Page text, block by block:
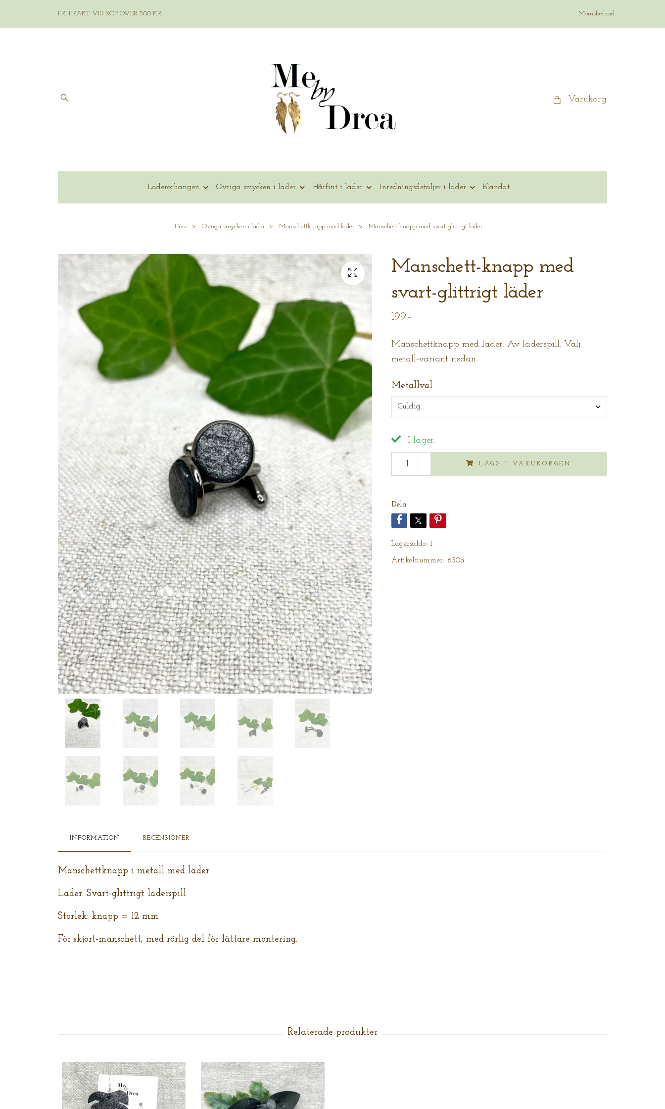
FRI FRAKT VID KÖP ÖVER 500 KR Momsbefriad
Varukorg
Läderörhängen Övriga smycken i läder Hårfint i läder Inredningsdetaljer i läder Blandat
Hem Övriga smycken i läder Manschettknapp med läder Manschett-knapp med svart-glittrigt läder
Manschett-knapp med
svart-glittrigt läder
199:-
Manschettknapp med läder. Av läderspill. Välj
metall-variant nedan.
Metallval
Guldig
I lager.
LÄGG I VARUKORGEN
Dela
Lagersaldo: 1
Artikelnummer: 630a
INFORMATION RECENSIONER
Manschettknapp i metall med läder.
Läder: Svart-glittrigt läderspill
Storlek: knapp = 12 mm
För skjort-manschett, med rörlig del för lättare montering.